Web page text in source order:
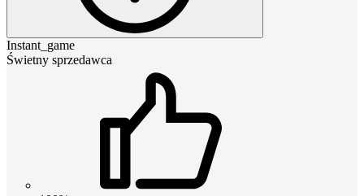
Instant_game
Świetny sprzedawca